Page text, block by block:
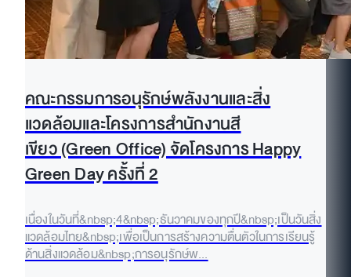
คณะกรรมการอนุรักษ์พลังงานและสิ่ง
แวดล้อมและโครงการสำนักงานสี
เขียว (Green Office) จัดโครงการ Happy
Green Day ครั้งที่ 2
เนื่องในวันที่&nbsp;4&nbsp;ธันวาคมของทุกปี&nbsp;เป็นวันสิ่ง
แวดล้อมไทย&nbsp;เพื่อเป็นการสร้างความตื่นตัวในการเรียนรู้
ด้านสิ่งแวดล้อม&nbsp;การอนุรักษ์พ...